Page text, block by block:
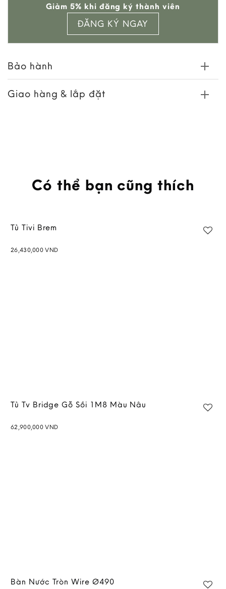
wishlist
Giảm 5% khi đăng ký thành viên
ĐĂNG KÝ NGAY
Bảo hành
Giao hàng & lắp đặt
Có thể bạn cũng thích
Tủ Tivi Brem
26,430,000VND
Tủ Tv Bridge Gỗ Sồi 1M8 Màu Nâu
62,900,000VND
Bàn Nước Tròn Wire Ø490